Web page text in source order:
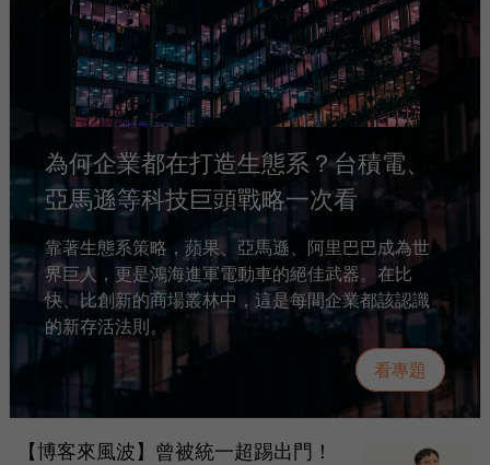
為何企業都在打造生態系？台積電、
亞馬遜等科技巨頭戰略一次看
靠著生態系策略，蘋果、亞馬遜、阿里巴巴成為世
界巨人，更是鴻海進軍電動車的絕佳武器。在比
快、比創新的商場叢林中，這是每間企業都該認識
的新存活法則。
看專題
【博客來風波】曾被統一超踢出門！